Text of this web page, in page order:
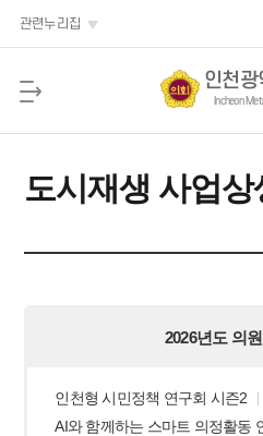
관련누리집
인천광
Incheon
도시재생 사업상
2026년도 의
인천형 시민정책 연구회 시즌2
AI와 함께하는 스마트 의정활동